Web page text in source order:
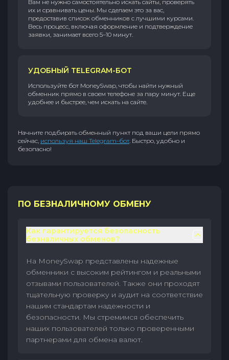
Вам не нужно самостоятельно искать сайты, проверять
их и сравнивать цены. Мы сделаем это за вас,
предоставив список обменников с лучшими курсами.
Весь процесс, включая оформление и подтверждение
заявки, занимает всего 5–10 минут.
УДОБНЫЙ TELEGRAM-БОТ
Используйте бот MoneySwap, чтобы найти нужный
обменник прямо в своем телефоне за пару минут. Еще
удобнее и быстрее, чем искать на сайте.
Начните подбирать обменный пункт под ваши цели прямо
сейчас, используя наш Telegram-бот. Быстро, удобно и
безопасно!
ПО БЕЗНАЛИЧНОМУ ОБМЕНУ
Как гарантируется безопасность
безналичных обменов?
На MoneySwap представлены надежные
обменники с высоким рейтингом и реальными
отзывами пользователей. Также они проходят
тщательную проверку и аудит на соответствие
нашим стандартам надежности и
безопасности. Мы стремимся обеспечить
наших пользователей только проверенными
партнерами для обмена валют.